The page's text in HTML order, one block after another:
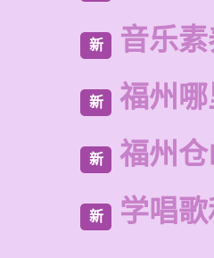
新 音乐
新 福州
新 福州
新 学唱